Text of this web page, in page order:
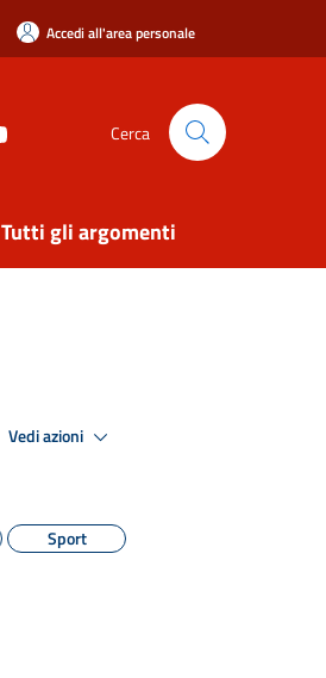
Accedi all'area personale
Cerca
Tutti gli argomenti
Vedi azioni
Sport